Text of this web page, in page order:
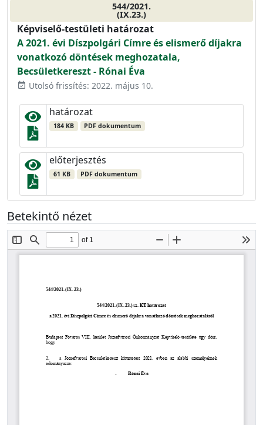
544/2021.
(IX.23.)
Képviselő-testületi határozat
A 2021. évi Díszpolgári Címre és elismerő díjakra
vonatkozó döntések meghozatala,
Becsületkereszt - Rónai Éva
event_available Utolsó frissítés: 2022. május 10.
határozat
184 KB PDF dokumentum
előterjesztés
61 KB PDF dokumentum
Betekintő nézet